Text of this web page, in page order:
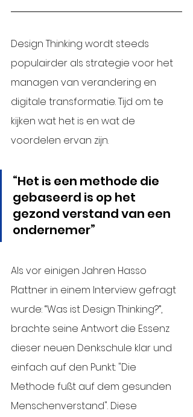
Design Thinking wordt steeds
populairder als strategie voor het
managen van verandering en
digitale transformatie. Tijd om te
kijken wat het is en wat de
voordelen ervan zijn.
“Het is een methode die
gebaseerd is op het
gezond verstand van een
ondernemer”
Als vor einigen Jahren Hasso
Plattner in einem Interview gefragt
wurde: “Was ist Design Thinking?”,
brachte seine Antwort die Essenz
dieser neuen Denkschule klar und
einfach auf den Punkt: "Die
Methode fußt auf dem gesunden
Menschenverstand". Diese